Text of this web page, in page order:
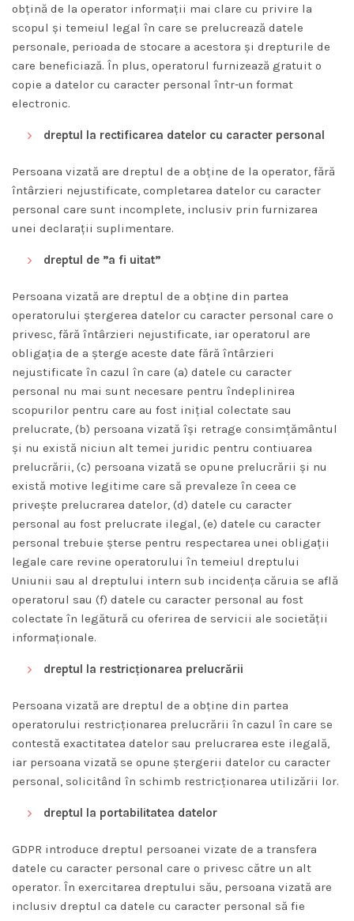
obţină de la operator informaţii mai clare cu privire la
scopul şi temeiul legal în care se prelucrează datele
personale, perioada de stocare a acestora şi drepturile de
care beneficiază. În plus, operatorul furnizează gratuit o
copie a datelor cu caracter personal într-un format
electronic.
dreptul la rectificarea datelor cu caracter personal
Persoana vizată are dreptul de a obține de la operator, fără
întârzieri nejustificate, completarea datelor cu caracter
personal care sunt incomplete, inclusiv prin furnizarea
unei declarații suplimentare.
dreptul de ”a fi uitat”
Persoana vizată are dreptul de a obține din partea
operatorului ștergerea datelor cu caracter personal care o
privesc, fără întârzieri nejustificate, iar operatorul are
obligația de a șterge aceste date fără întârzieri
nejustificate în cazul în care (a) datele cu caracter
personal nu mai sunt necesare pentru îndeplinirea
scopurilor pentru care au fost inițial colectate sau
prelucrate, (b) persoana vizată își retrage consimțământul
și nu există niciun alt temei juridic pentru contiuarea
prelucrării, (c) persoana vizată se opune prelucrării și nu
există motive legitime care să prevaleze în ceea ce
privește prelucrarea datelor, (d) datele cu caracter
personal au fost prelucrate ilegal, (e) datele cu caracter
personal trebuie șterse pentru respectarea unei obligații
legale care revine operatorului în temeiul dreptului
Uniunii sau al dreptului intern sub incidența căruia se află
operatorul sau (f) datele cu caracter personal au fost
colectate în legătură cu oferirea de servicii ale societății
informaționale.
dreptul la restricționarea prelucrării
Persoana vizată are dreptul de a obține din partea
operatorului restricționarea prelucrării în cazul în care se
contestă exactitatea datelor sau prelucrarea este ilegală,
iar persoana vizată se opune ștergerii datelor cu caracter
personal, solicitând în schimb restricționarea utilizării lor.
dreptul la portabilitatea datelor
GDPR introduce dreptul persoanei vizate de a transfera
datele cu caracter personal care o privesc către un alt
operator. În exercitarea dreptului său, persoana vizată are
inclusiv dreptul ca datele cu caracter personal să fie